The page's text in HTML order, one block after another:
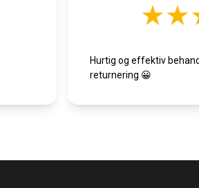
Hurtig og effektiv
returnering 😀